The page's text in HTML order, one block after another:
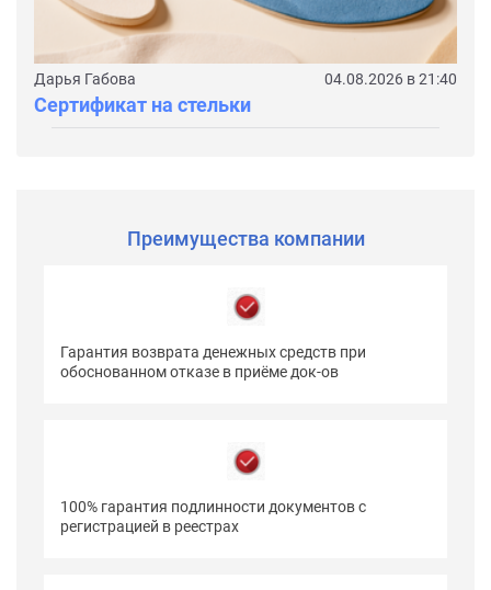
Дарья Габова 04.08.2026 в 21:40
Сертификат на стельки
Преимущества компании
Гарантия возврата денежных средств при
обоснованном отказе в приёме док-ов
100% гарантия подлинности документов с
регистрацией в реестрах